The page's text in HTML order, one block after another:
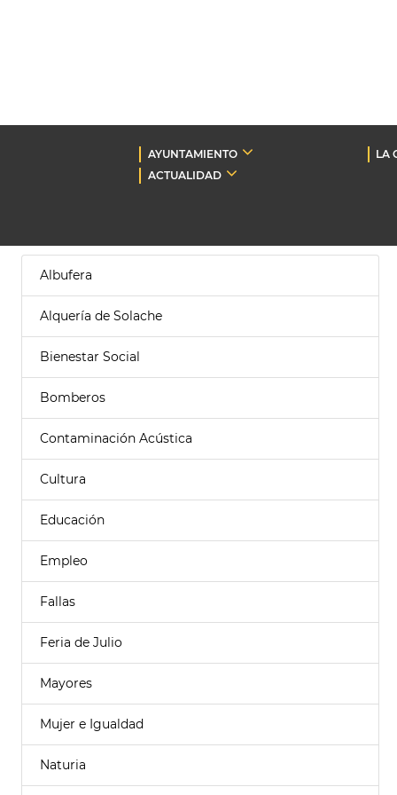
AYUNTAMIENTO
LA
ACTUALIDAD
Albufera
Alquería de Solache
Bienestar Social
Bomberos
Contaminación Acústica
Cultura
Educación
Empleo
Fallas
Feria de Julio
Mayores
Mujer e Igualdad
Naturia